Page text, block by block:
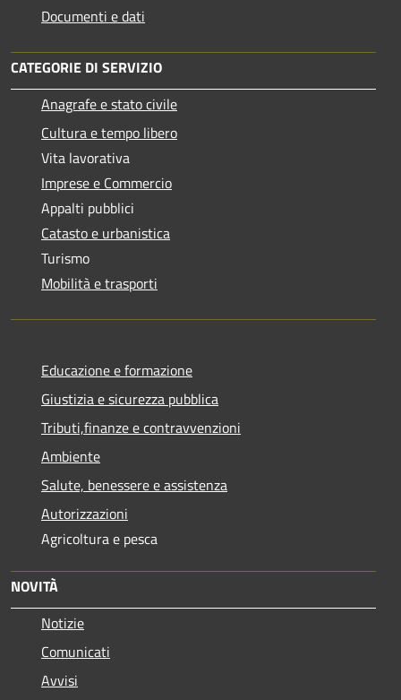
Documenti e dati
CATEGORIE DI SERVIZIO
Anagrafe e stato civile
Cultura e tempo libero
Vita lavorativa
Imprese e Commercio
Appalti pubblici
Catasto e urbanistica
Turismo
Mobilità e trasporti
Educazione e formazione
Giustizia e sicurezza pubblica
Tributi,finanze e contravvenzioni
Ambiente
Salute, benessere e assistenza
Autorizzazioni
Agricoltura e pesca
NOVITÀ
Notizie
Comunicati
Avvisi